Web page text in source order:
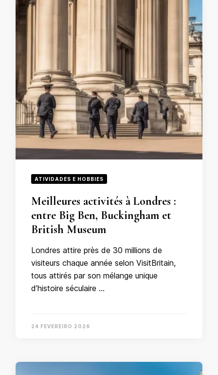
ATIVIDADES E HOBBIES
Meilleures activités à Londres :
entre Big Ben, Buckingham et
British Museum
Londres attire près de 30 millions de
visiteurs chaque année selon VisitBritain,
tous attirés par son mélange unique
d’histoire séculaire …
24 FEVEREIRO 2026